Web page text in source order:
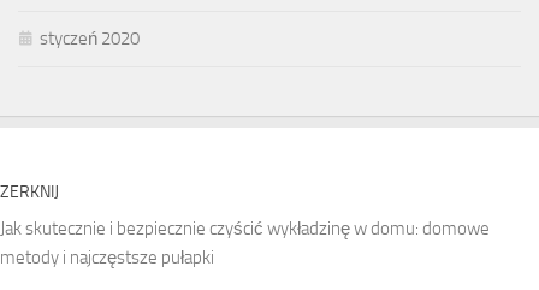
styczeń 2020
ZERKNIJ
Jak skutecznie i bezpiecznie czyścić wykładzinę w domu: domowe
metody i najczęstsze pułapki